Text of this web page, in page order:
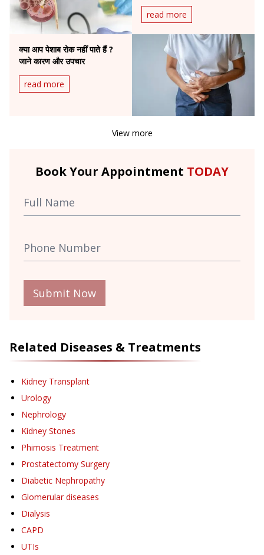
read more
क्या आप पेशाब रोक नहीं पाते हैं ?
जाने कारण और उपचार
read more
View more
Book Your Appointment TODAY
Submit Now
Related Diseases & Treatments
Kidney Transplant
Urology
Nephrology
Kidney Stones
Phimosis Treatment
Prostatectomy Surgery
Diabetic Nephropathy
Glomerular diseases
Dialysis
CAPD
UTIs